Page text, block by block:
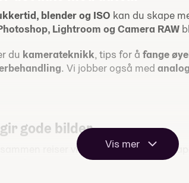
blender og ISO kan du skape
Lightroom og Camera RAW
du kamerateknikk, tips for å fange
. Vi jobber også med
gode bilder
sammen reiser vi på studieturer til
gatelangs med kameraet, se utstillinger,
Vis mer